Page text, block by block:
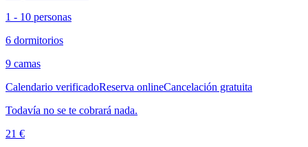
1 - 10 personas
6 dormitorios
9 camas
Calendario verificadoReserva onlineCancelación gratuita
Todavía no se te cobrará nada.
21 €